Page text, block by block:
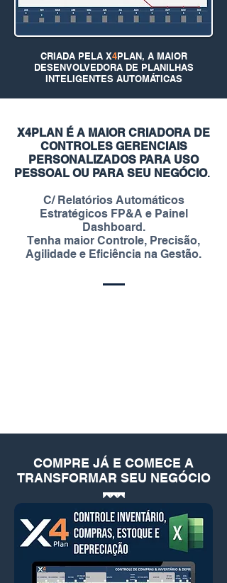
CRIADA PELA X4PLAN, A MAIOR
DESENVOLVEDORA DE PLANILHAS
INTELIGENTES AUTOMÁTICAS
X4PLAN É A MAIOR CRIADORA DE
CONTROLES GERENCIAIS
PERSONALIZADOS PARA USO
PESSOAL OU PARA SEU NEGÓCIO.
C/ Relatórios Automáticos
Estratégicos FP&A e Painel
Dashboard.
Tenha maior Controle, Precisão,
Agilidade e Eficiência na Gestão.
COMPRE JÁ E COMECE A
TRANSFORMAR SEU NEGÓCIO